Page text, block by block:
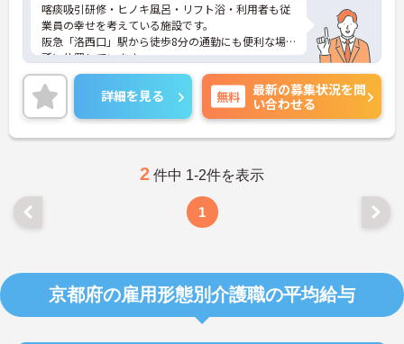
喀痰吸引研修・ヒノキ風呂・リフト浴・利用者も従
業員の幸せを考えている施設です。
阪急「洛西口」駅から徒歩8分の通勤にも便利な場
所に位置しています。
入所者様ひとりひとりが安心して、生き生きと暮ら
せるように尽力してくださる方、歓迎☆
ご興味がある方は是非一度マイナビまでお問い合わ
せください。さらに詳細などお伝えします！
詳細を見る 無料
最新の募集状況を問
い合わせる
2 件中 1-2件を表示
1
京都府の雇用形態別介護職の平均給与